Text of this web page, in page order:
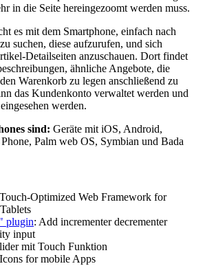
in die Seite hereingezoomt werden muss.
es mit dem Smartphone, einfach nach
suchen, diese aufzurufen, und sich
Detailseiten anzuschauen. Dort findet
ähnliche Angebote, die
Warenkorb zu legen anschließend zu
das Kundenkonto verwaltet werden und
werden.
sind: Geräte mit iOS, Android,
Palm web OS, Symbian und Bada
Optimized Web Framework for
plugin: Add incrementer decrementer
input
mit Touch Funktion
for mobile Apps